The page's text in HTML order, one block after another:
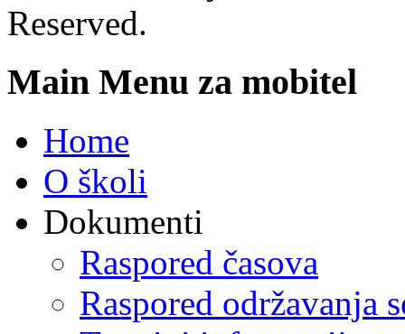
Reserved.
Main Menu za mobitel
Home
O školi
Dokumenti
Raspored časova
Raspored održavanja